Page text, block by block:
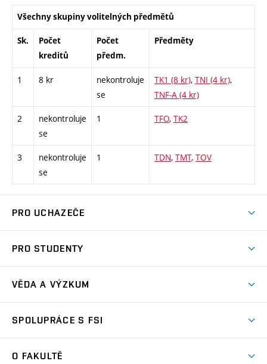
Všechny skupiny volitelných předmětů
Sk.
Počet
kreditů
Počet
předm.
Předměty
1 8 kr
nekontroluje
se
TK1 (8 kr), TNI (4 kr),
TNF-A (4 kr)
2
nekontroluje
se
1 TFO, TK2
3
nekontroluje
se
1 TDN, TMT, TOV
PRO UCHAZEČE
Ambasadoři studia
Zápisy
PRO STUDENTY
Studijní předpisy
Pro prváky
VĚDA A VÝZKUM
Oblasti výzkumu
SPOLUPRÁCE S FSI
O FAKULTĚ